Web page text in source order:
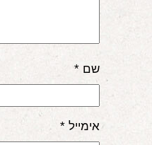
שם *
אימייל *